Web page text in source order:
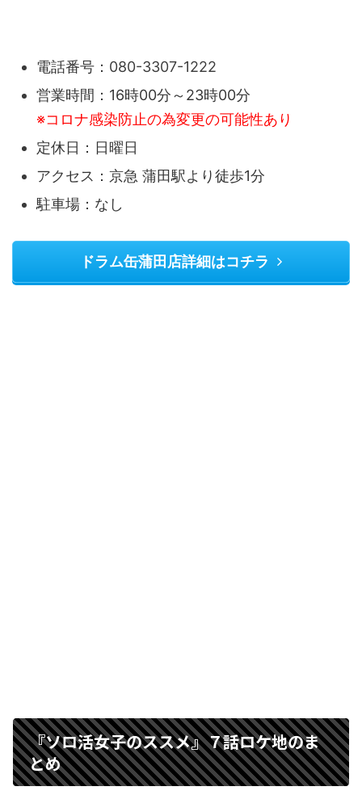
電話番号： 080-3307-1222
営業時間：16時00分～23時00分
※コロナ感染防止の為変更の可能性あり
定休日：日曜日
アクセス：京急 蒲田駅より徒歩1分
駐車場：なし
ドラム缶蒲田店詳細はコチラ
『ソロ活女子のススメ』７話ロケ地のま
とめ